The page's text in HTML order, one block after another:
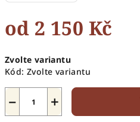
od 2 150 Kč
cena:
Zvolte variantu
Kód: Zvolte variantu
+
−